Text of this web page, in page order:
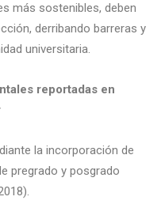
más sostenibles, deben
derribando barreras y
universitaria.
reportadas en
la incorporación de
pregrado y posgrado